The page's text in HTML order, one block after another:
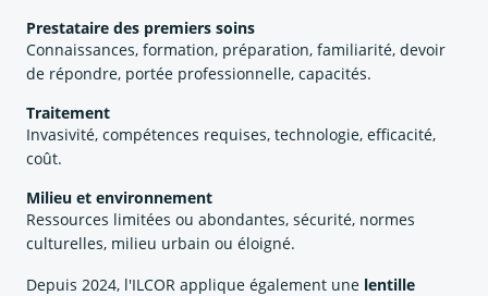
Prestataire des premiers soins
Connaissances, formation, préparation, familiarité, devoir
de répondre, portée professionnelle, capacités.
Traitement
Invasivité, compétences requises, technologie, efficacité,
coût.
Milieu et environnement
Ressources limitées ou abondantes, sécurité, normes
culturelles, milieu urbain ou éloigné.
Depuis 2024, l'ILCOR applique également une lentille